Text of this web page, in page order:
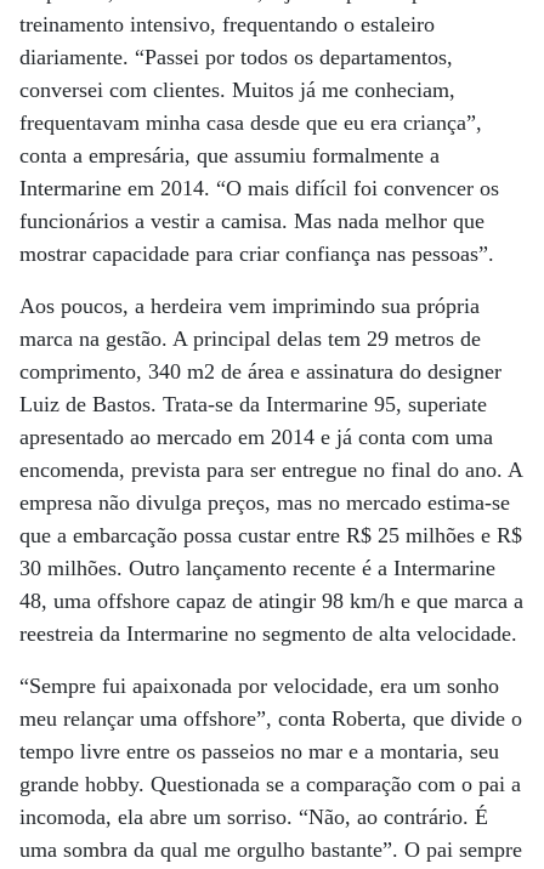
treinamento intensivo, frequentando o estaleiro
diariamente. “Passei por todos os departamentos,
conversei com clientes. Muitos já me conheciam,
frequentavam minha casa desde que eu era criança”,
conta a empresária, que assumiu formalmente a
Intermarine em 2014. “O mais difícil foi convencer os
funcionários a vestir a camisa. Mas nada melhor que
mostrar capacidade para criar confiança nas pessoas”.
Aos poucos, a herdeira vem imprimindo sua própria
marca na gestão. A principal delas tem 29 metros de
comprimento, 340 m2 de área e assinatura do designer
Luiz de Bastos. Trata-se da Intermarine 95, superiate
apresentado ao mercado em 2014 e já conta com uma
encomenda, prevista para ser entregue no final do ano. A
empresa não divulga preços, mas no mercado estima-se
que a embarcação possa custar entre R$ 25 milhões e R$
30 milhões. Outro lançamento recente é a Intermarine
48, uma offshore capaz de atingir 98 km/h e que marca a
reestreia da Intermarine no segmento de alta velocidade.
“Sempre fui apaixonada por velocidade, era um sonho
meu relançar uma offshore”, conta Roberta, que divide o
tempo livre entre os passeios no mar e a montaria, seu
grande hobby. Questionada se a comparação com o pai a
incomoda, ela abre um sorriso. “Não, ao contrário. É
uma sombra da qual me orgulho bastante”. O pai sempre